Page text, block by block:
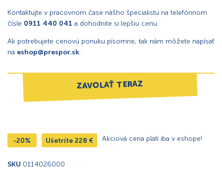
Kontaktujte v pracovnom čase nášho špecialistu na telefónnom
čísle 0911 440 041 a dohodnite si lepšiu cenu.
Ak potrebujete cenovú ponuku písomne, tak nám môžete napísať
na eshop@prespor.sk.
ZAVOLAŤ TERAZ
-20% Ušetríte 228 € Akciová cena platí iba v eshope!
SKU 0114026000